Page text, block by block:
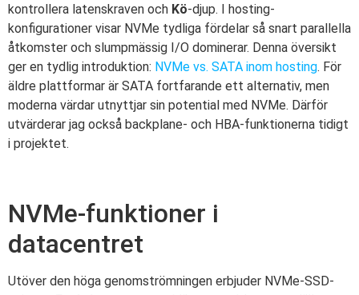
kontrollera latenskraven och Kö-djup. I hosting-
konfigurationer visar NVMe tydliga fördelar så snart parallella
åtkomster och slumpmässig I/O dominerar. Denna översikt
ger en tydlig introduktion: NVMe vs. SATA inom hosting. För
äldre plattformar är SATA fortfarande ett alternativ, men
moderna värdar utnyttjar sin potential med NVMe. Därför
utvärderar jag också backplane- och HBA-funktionerna tidigt
i projektet.
NVMe-funktioner i
datacentret
Utöver den höga genomströmningen erbjuder NVMe-SSD-